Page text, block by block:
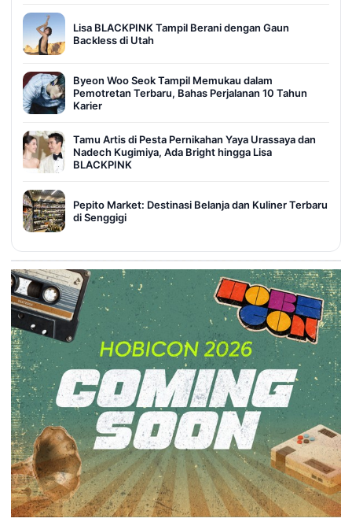
Lisa BLACKPINK Tampil Berani dengan Gaun
Backless di Utah
Byeon Woo Seok Tampil Memukau dalam
Pemotretan Terbaru, Bahas Perjalanan 10 Tahun
Karier
Tamu Artis di Pesta Pernikahan Yaya Urassaya dan
Nadech Kugimiya, Ada Bright hingga Lisa
BLACKPINK
Pepito Market: Destinasi Belanja dan Kuliner Terbaru
di Senggigi